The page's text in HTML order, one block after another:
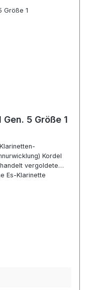
5 Größe 1
Kordel
vergoldete